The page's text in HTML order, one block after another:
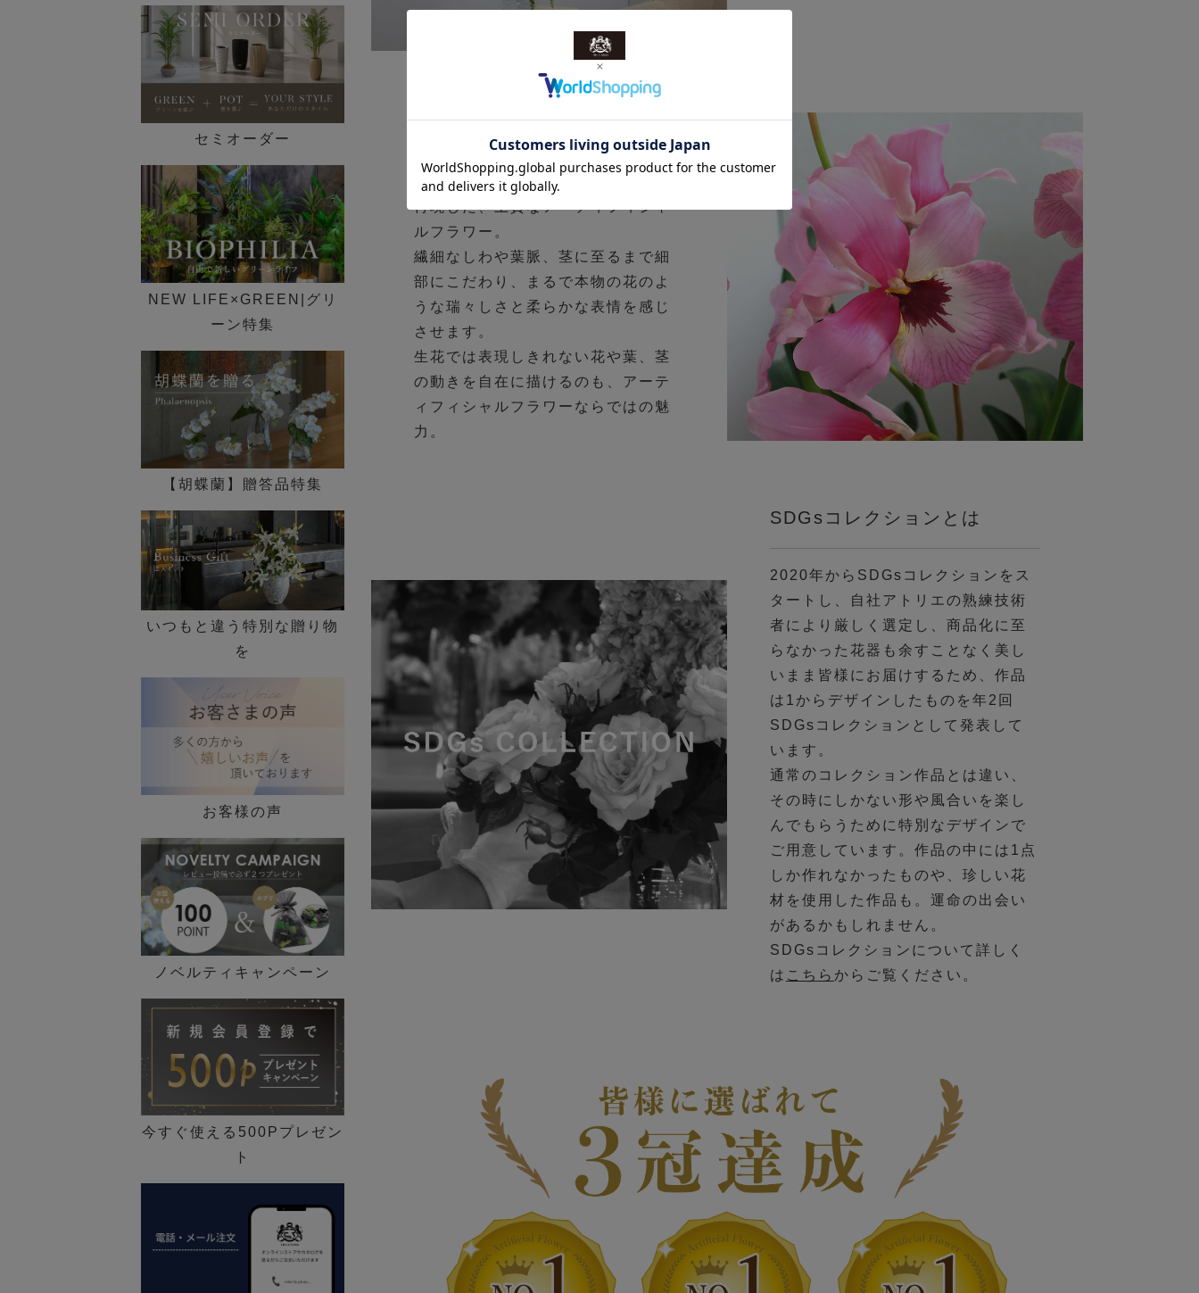
本物のような瑞々しい質感
花びらの質感や色の濃淡まで丁寧に
再現した、上質なアーティフィシャ
ルフラワー。
繊細なしわや葉脈、茎に至るまで細
部にこだわり、まるで本物の花のよ
うな瑞々しさと柔らかな表情を感じ
させます。
生花では表現しきれない花や葉、茎
の動きを自在に描けるのも、アーテ
ィフィシャルフラワーならではの魅
力。
SDGsコレクションとは
2020年からSDGsコレクションをス
タートし、自社アトリエの熟練技術
者により厳しく選定し、商品化に至
らなかった花器も余すことなく美し
いまま皆様にお届けするため、作品
は1からデザインしたものを年2回
SDGsコレクションとして発表して
います。
通常のコレクション作品とは違い、
その時にしかない形や風合いを楽し
んでもらうために特別なデザインで
ご用意しています。作品の中には1点
しか作れなかったものや、珍しい花
材を使用した作品も。運命の出会い
があるかもしれません。
SDGsコレクションについて詳しく
は こちら からご覧ください。
セミオーダー
NEW LIFE×GREEN|グリ
ーン特集
【胡蝶蘭】贈答品特集
いつもと違う特別な贈り物
を
お客様の声
ノベルティキャンペーン
今すぐ使える500Pプレゼン
ト